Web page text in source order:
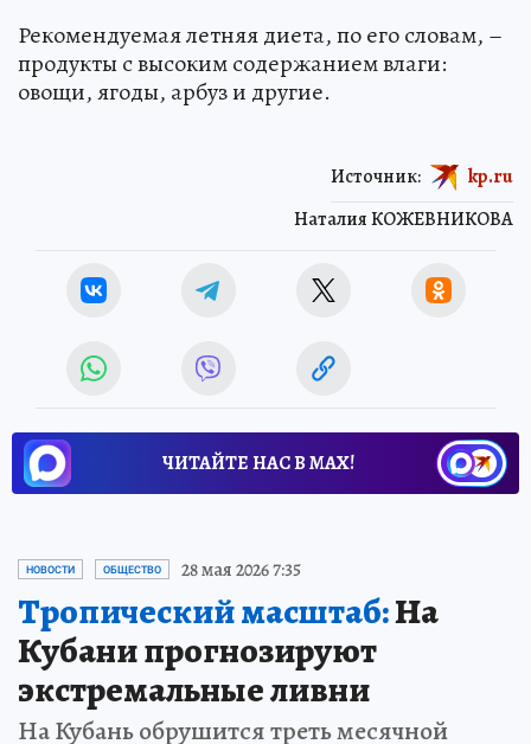
Рекомендуемая летняя диета, по его словам, –
продукты с высоким содержанием влаги:
овощи, ягоды, арбуз и другие.
Наталия КОЖЕВНИКОВА
Источник: kp.ru
ЧИТАЙТЕ НАС В МАХ!
НОВОСТИ ОБЩЕСТВО 28 мая 2026 7:35
Тропический масштаб:На
Кубани прогнозируют
экстремальные ливни
На Кубань обрушится треть месячной